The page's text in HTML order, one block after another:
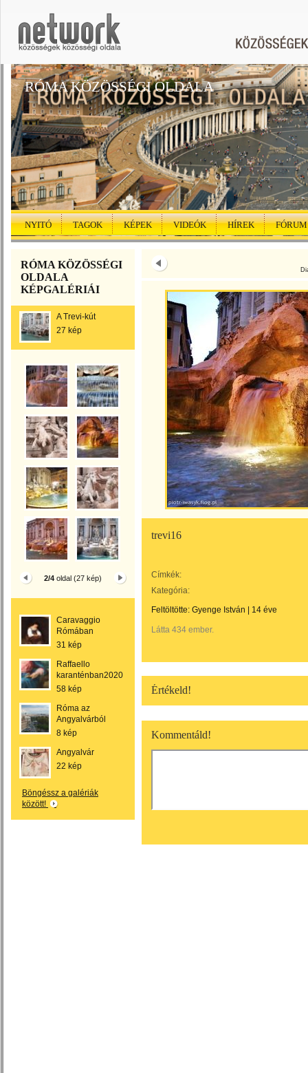
RÓMA KÖZÖSSÉGI OLDALA
NYITÓ TAGOK KÉPEK VIDEÓK HÍREK FÓRUM
RÓMA KÖZÖSSÉGI
OLDALA
KÉPGALÉRIÁI
A Trevi-kút
27 kép
2/4 oldal (27 kép)
Caravaggio
Rómában
31 kép
Raffaello
karanténban2020
58 kép
Róma az
Angyalvárból
8 kép
Angyalvár
22 kép
Böngéssz a galériák
között!
trevi16
Címkék:
Kategória:
Feltöltötte: Gyenge István 14 éve
Látta 434 ember.
Értékeld!
Kommentáld!